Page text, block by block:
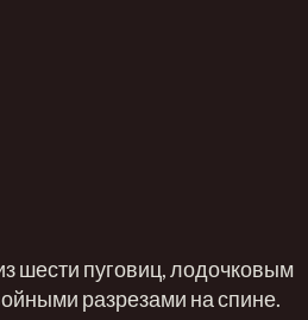
шести пуговиц, лодочковым
разрезами на спине.